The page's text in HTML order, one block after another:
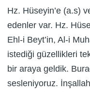
Hz. Hüseyin’e (a.s)
edenler var. Hz.
Ehl-i Beyt’in, Al-i
istediği güzellikleri
bir araya geldik.
sesleniyoruz.